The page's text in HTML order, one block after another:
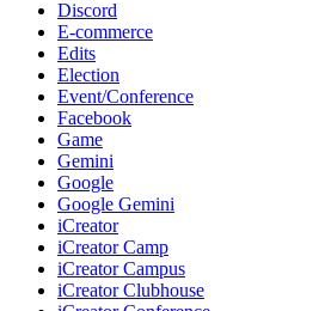
Discord
E-commerce
Edits
Election
Event/Conference
Facebook
Game
Gemini
Google
Google Gemini
iCreator
iCreator Camp
iCreator Campus
iCreator Clubhouse